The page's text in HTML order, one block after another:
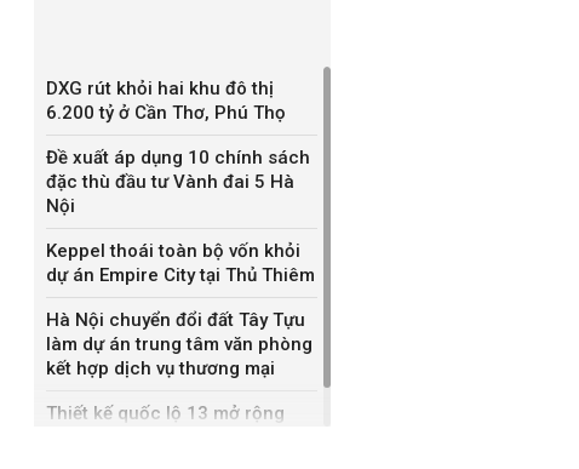
DXG rút khỏi hai khu đô thị
6.200 tỷ ở Cần Thơ, Phú Thọ
Đề xuất áp dụng 10 chính sách
đặc thù đầu tư Vành đai 5 Hà
Nội
Keppel thoái toàn bộ vốn khỏi
dự án Empire City tại Thủ Thiêm
Hà Nội chuyển đổi đất Tây Tựu
làm dự án trung tâm văn phòng
kết hợp dịch vụ thương mại
Thiết kế quốc lộ 13 mở rộng